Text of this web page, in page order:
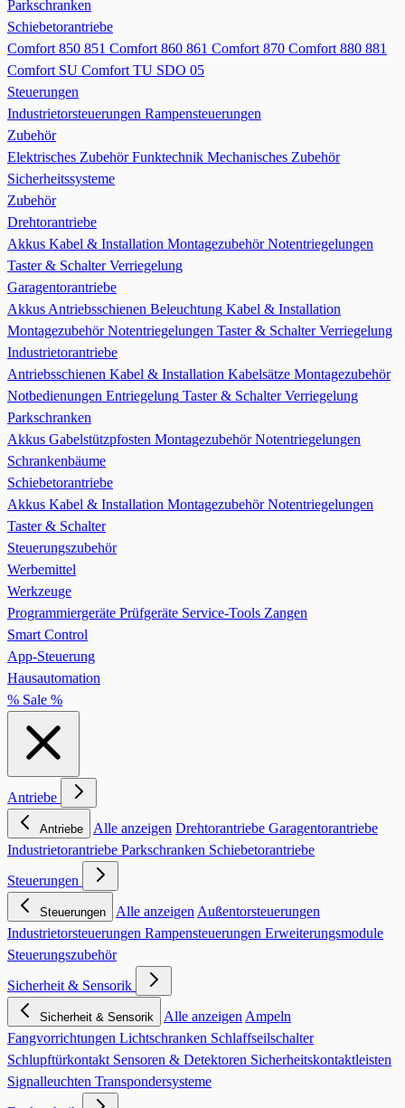
Parkschranken
Schiebetorantriebe
Comfort 850 851 Comfort 860 861 Comfort 870 Comfort 880 881
Comfort SU Comfort TU SDO 05
Steuerungen
Industrietorsteuerungen Rampensteuerungen
Zubehör
Elektrisches Zubehör Funktechnik Mechanisches Zubehör
Sicherheitssysteme
Zubehör
Drehtorantriebe
Akkus Kabel & Installation Montagezubehör Notentriegelungen
Taster & Schalter Verriegelung
Garagentorantriebe
Akkus Antriebsschienen Beleuchtung Kabel & Installation
Montagezubehör Notentriegelungen Taster & Schalter Verriegelung
Industrietorantriebe
Antriebsschienen Kabel & Installation Kabelsätze Montagezubehör
Notbedienungen Entriegelung Taster & Schalter Verriegelung
Parkschranken
Akkus Gabelstützpfosten Montagezubehör Notentriegelungen
Schrankenbäume
Schiebetorantriebe
Akkus Kabel & Installation Montagezubehör Notentriegelungen
Taster & Schalter
Steuerungszubehör
Werbemittel
Werkzeuge
Programmiergeräte Prüfgeräte Service-Tools Zangen
Smart Control
App-Steuerung
Hausautomation
% Sale %
Antriebe
Antriebe Alle anzeigen Drehtorantriebe Garagentorantriebe
Industrietorantriebe Parkschranken Schiebetorantriebe
Steuerungen
Steuerungen Alle anzeigen Außentorsteuerungen
Industrietorsteuerungen Rampensteuerungen Erweiterungsmodule
Steuerungszubehör
Sicherheit & Sensorik
Sicherheit & Sensorik Alle anzeigen Ampeln
Fangvorrichtungen Lichtschranken Schlaffseilschalter
Schlupftürkontakt Sensoren & Detektoren Sicherheitskontaktleisten
Signalleuchten Transpondersysteme